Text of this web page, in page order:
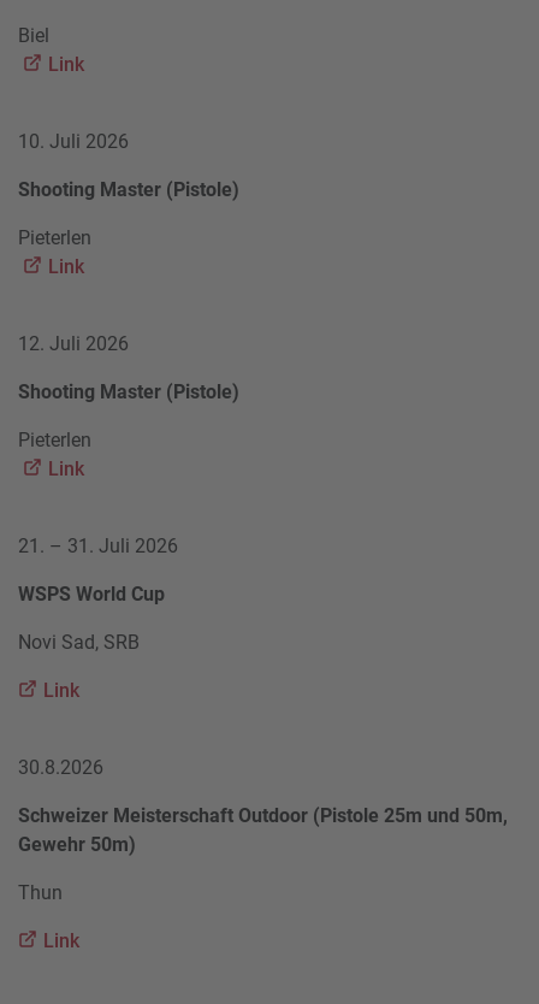
Biel
Link
10. Juli 2026
Shooting Master (Pistole)
Pieterlen
Link
12. Juli 2026
Shooting Master (Pistole)
Pieterlen
Link
21. – 31. Juli 2026
WSPS World Cup
Novi Sad, SRB
Link
30.8.2026
Schweizer Meisterschaft Outdoor (Pistole 25m und 50m,
Gewehr 50m)
Thun
Link